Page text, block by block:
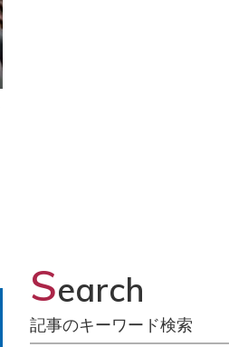
Search
記事のキーワード検索